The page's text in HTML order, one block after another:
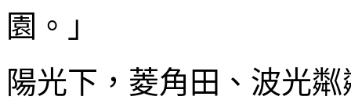
園。」
陽光下，菱角田、波光